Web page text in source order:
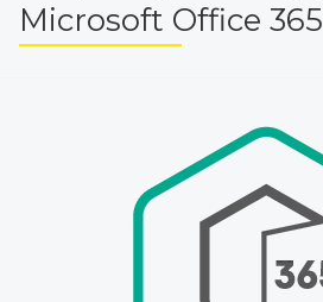
Microsoft Office 365